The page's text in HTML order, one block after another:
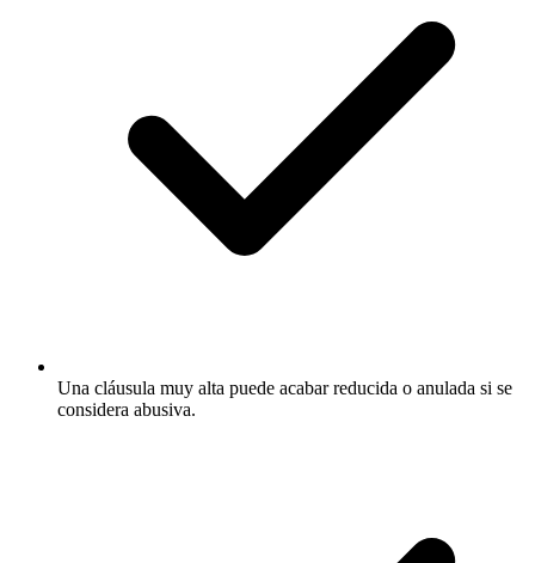
Una cláusula muy alta puede acabar reducida o anulada si se
considera abusiva.